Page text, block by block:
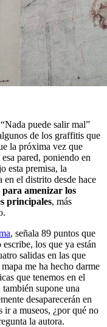
puede salir mal”
de los graffitis que
la próxima vez que
pared, poniendo en
esta premisa, la
en el distrito desde hace
amenizar los
principales, más
, señala 89 puntos que
los que ya están
salidas en las que
me ha hecho darme
que tenemos en el
supone una
desaparecerán en
ir a museos, ¿por qué no
la autora.